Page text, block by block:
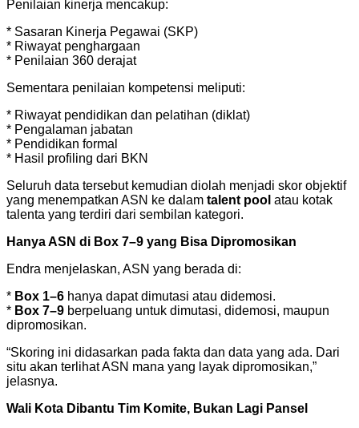
Penilaian kinerja mencakup:
* Sasaran Kinerja Pegawai (SKP)
* Riwayat penghargaan
* Penilaian 360 derajat
Sementara penilaian kompetensi meliputi:
* Riwayat pendidikan dan pelatihan (diklat)
* Pengalaman jabatan
* Pendidikan formal
* Hasil profiling dari BKN
Seluruh data tersebut kemudian diolah menjadi skor objektif
yang menempatkan ASN ke dalam talent pool atau kotak
talenta yang terdiri dari sembilan kategori.
Hanya ASN di Box 7–9 yang Bisa Dipromosikan
Endra menjelaskan, ASN yang berada di:
* Box 1–6 hanya dapat dimutasi atau didemosi.
* Box 7–9 berpeluang untuk dimutasi, didemosi, maupun
dipromosikan.
“Skoring ini didasarkan pada fakta dan data yang ada. Dari
situ akan terlihat ASN mana yang layak dipromosikan,”
jelasnya.
Wali Kota Dibantu Tim Komite, Bukan Lagi Pansel